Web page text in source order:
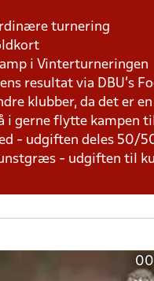
turnering
i Vinterturneringen
resultat via DBU's
klubber, da det er
i gerne flytte kampen
- udgiften deles 50/
- udgiften til